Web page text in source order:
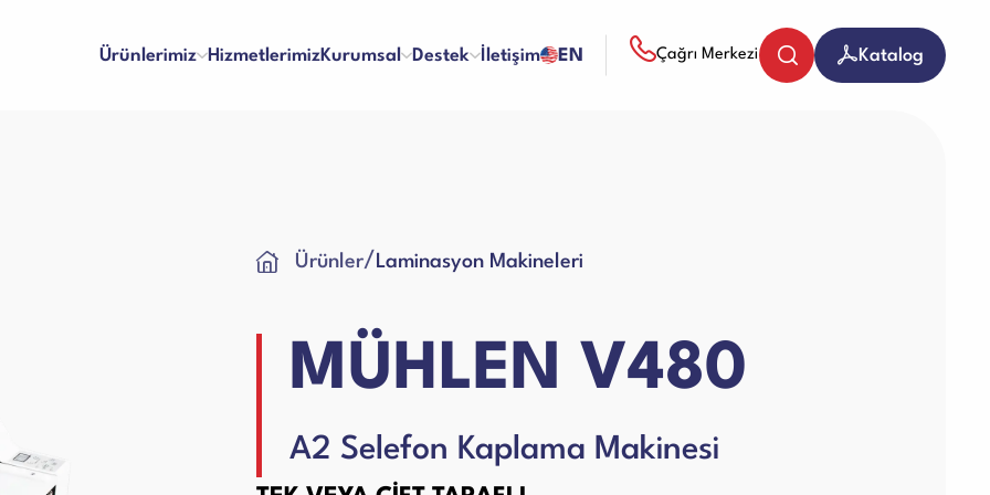
Ürünlerimiz
Makineleri
HizmetlerimizKurumsal Destek İletişim EN Çağrı Merkezi Katalog
Ürünler/ Laminasyon Makineleri
MÜHLEN V480
A2 Selefon Kaplama Makinesi